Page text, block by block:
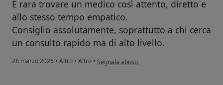
È rara trovare un medico così attento, diretto e
allo stesso tempo empatico.
Consiglio assolutamente, soprattutto a chi cerca
un consulto rapido ma di alto livello.
28 marzo 2026 • Altro • Altro • secondo l'opinione dell'utente Benedetta
Segnala abuso